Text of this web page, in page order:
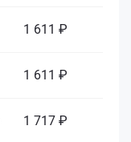
1 611 ₽
1 611 ₽
1 717 ₽